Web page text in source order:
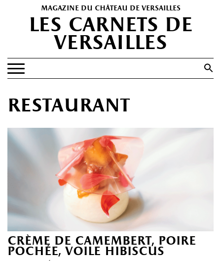
magazine du château de versailles
les carnets de
versailles
Search Button
PATRIMOINE
PORTFOLIOS
HISTOIRE(S)
LES +
ABONNEMENT GRATUIT AU MAGAZINE
restaurant
crème de camembert, poire
pochée, voile hibiscus